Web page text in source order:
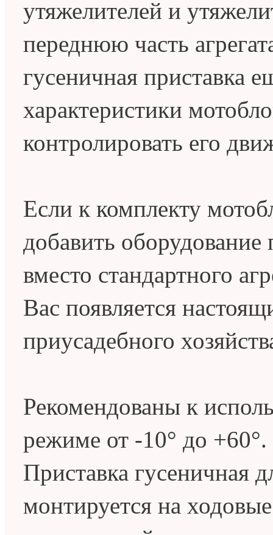
утяжелителей и
переднюю часть
гусеничная приставка
характеристики
контролировать его
Если к комплекту
добавить
вместо стандартного
Вас появляется
приусадебного
Рекомендованы к
режиме от -10° до +60°.
Приставка гусеничная
монтируется на